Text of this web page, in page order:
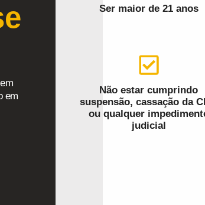
em
Ser maior de 21 anos
Não estar cumprindo
suspensão, cassação da
ou qualquer
judicial